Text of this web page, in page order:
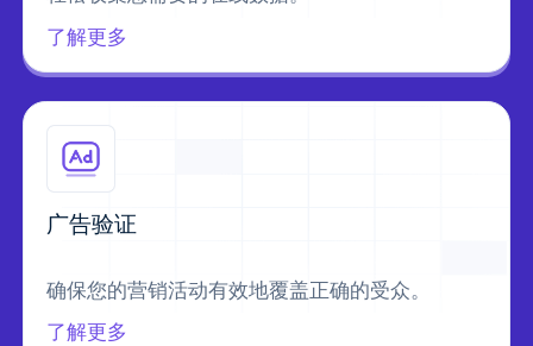
了解更多
广告验证
确保您的营销活动有效地覆盖正确的受众。
了解更多